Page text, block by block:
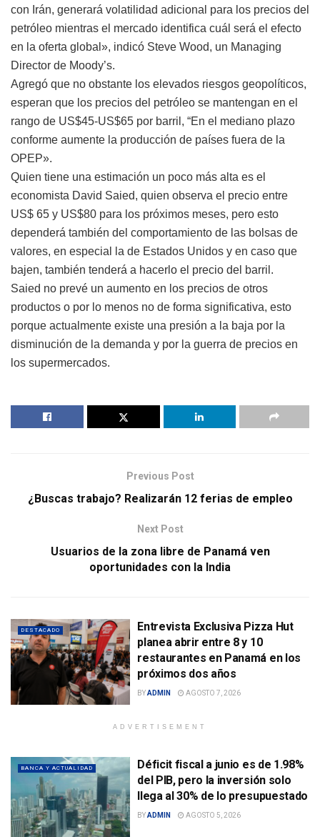
con Irán, generará volatilidad adicional para los precios del
petróleo mientras el mercado identifica cuál será el efecto
en la oferta global», indicó Steve Wood, un Managing
Director de Moody’s.
Agregó que no obstante los elevados riesgos geopolíticos,
esperan que los precios del petróleo se mantengan en el
rango de US$45-US$65 por barril, “En el mediano plazo
conforme aumente la producción de países fuera de la
OPEP».
Quien tiene una estimación un poco más alta es el
economista David Saied, quien observa el precio entre
US$ 65 y US$80 para los próximos meses, pero esto
dependerá también del comportamiento de las bolsas de
valores, en especial la de Estados Unidos y en caso que
bajen, también tenderá a hacerlo el precio del barril.
Saied no prevé un aumento en los precios de otros
productos o por lo menos no de forma significativa, esto
porque actualmente existe una presión a la baja por la
disminución de la demanda y por la guerra de precios en
los supermercados.
Previous Post
¿Buscas trabajo? Realizarán 12 ferias de empleo
Next Post
Usuarios de la zona libre de Panamá ven
oportunidades con la India
DESTACADO
Entrevista Exclusiva Pizza Hut
planea abrir entre 8 y 10
restaurantes en Panamá en los
próximos dos años
BYADMIN AGOSTO 7, 2026
ADVERTISEMENT
BANCA Y ACTUALIDAD
Déficit fiscal a junio es de 1.98%
del PIB, pero la inversión solo
llega al 30% de lo presupuestado
BYADMIN AGOSTO 5, 2026